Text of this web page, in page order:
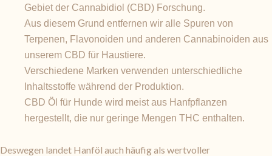
Gebiet der Cannabidiol (CBD) Forschung.
Aus diesem Grund entfernen wir alle Spuren von
Terpenen, Flavonoiden und anderen Cannabinoiden aus
unserem CBD für Haustiere.
Verschiedene Marken verwenden unterschiedliche
Inhaltsstoffe während der Produktion.
CBD Öl für Hunde wird meist aus Hanfpflanzen
hergestellt, die nur geringe Mengen THC enthalten.
Deswegen landet Hanföl auch häufig als wertvoller